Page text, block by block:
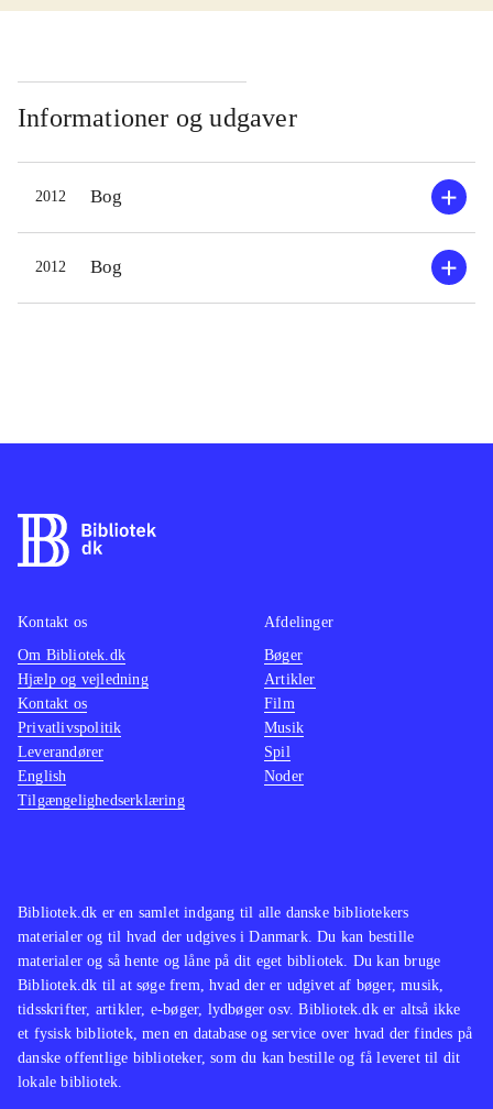
Fire high school-piger udlever deres
veninde, Alison forsvinder sporløst
efter en pige-komsammen. Hver især
har pigerne deres at slås med. Ingen
ved rigtig om Alisons forsvinden skal
efterforskes som et mord eller om
hun blot er stukket af. Pigerne
forsøger at trøste sig med skolens
ikke? Hvad skete der den aften hun
og Emily ofre i et grusomt komplot,
eller er de fire små, kønne løgnere?
Forfatteren er tro mod de problemer
Hver af de fire bøger bringer os et
stykke nærmere løsningen.
Bøgerne rummer spænding og
mystik, og foregår i en realistisk
verden. Det er The Vampire Diaries
uden vampyrer og det paranormale,
kombineret med Gossip Girl
afsløring af mysteriet om A, til de
kommende bind i serien, og jeg er
sikker på, at læserne vil vente i
spænding på at læse videre på dansk
om de små løgnere.
Informationer og udgaver
2012 Bog
2012 Bog
Bibliotek.dk er en samlet indgang til alle danske bibliotekers
materialer og til hvad der udgives i Danmark. Du kan bestille
materialer og så hente og låne på dit eget bibliotek. Du kan bruge
Bibliotek.dk til at søge frem, hvad der er udgivet af bøger, musik,
tidsskrifter, artikler, e-bøger, lydbøger osv. Bibliotek.dk er altså ikke
et fysisk bibliotek, men en database og service over hvad der findes på
danske offentlige biblioteker, som du kan bestille og få leveret til dit
lokale bibliotek.
Kontakt os
Om Bibliotek.dk
Hjælp og vejledning
Kontakt os
Privatlivspolitik
Leverandører
English
Tilgængelighedserklæring
Afdelinger
Bøger
Artikler
Film
Musik
Spil
Noder